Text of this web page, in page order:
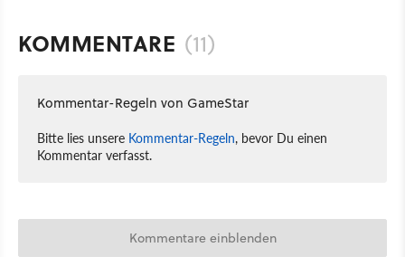
KOMMENTARE (11)
Kommentar-Regeln von GameStar
Bitte lies unsere Kommentar-Regeln, bevor Du einen
Kommentar verfasst.
Kommentare einblenden